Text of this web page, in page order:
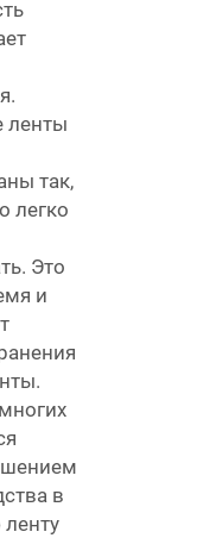
ленты
так,
легко
Это
и
в